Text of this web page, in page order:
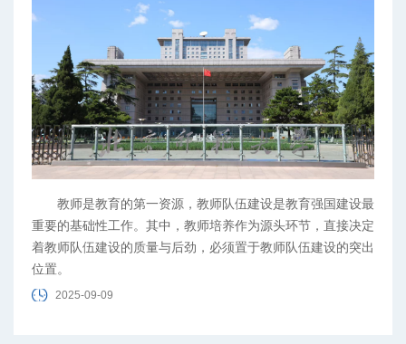
教师是教育的第一资源，教师队伍建设是教育强国建设最
重要的基础性工作。其中，教师培养作为源头环节，直接决定
着教师队伍建设的质量与后劲，必须置于教师队伍建设的突出
位置。
2025-09-09